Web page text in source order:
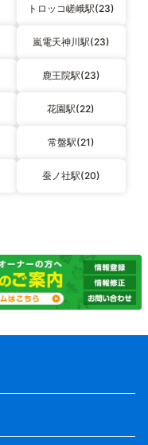
トロッコ嵯峨駅(23)
嵐電天神川駅(23)
鹿王院駅(23)
花園駅(22)
常盤駅(21)
蚕ノ社駅(20)